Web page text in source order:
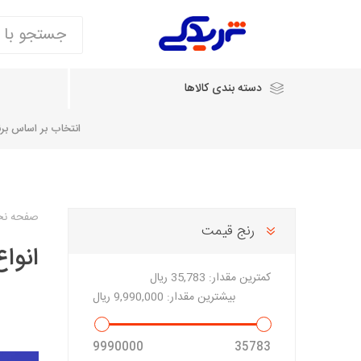
دسته بندی کالاها
انتخاب بر اساس
سایپایدک
شرکت دیناپارت
صفحه
رنج قیمت
کمترین مقدار: 35,783 ریال
بیشترین مقدار: 9,990,000 ریال
35783
9990000